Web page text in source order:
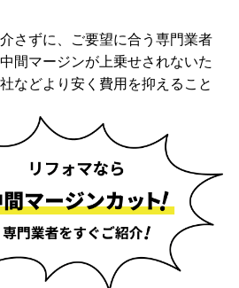
さずに、ご要望に合う専門業者
間マージンが上乗せされないた
などより安く費用を抑えること